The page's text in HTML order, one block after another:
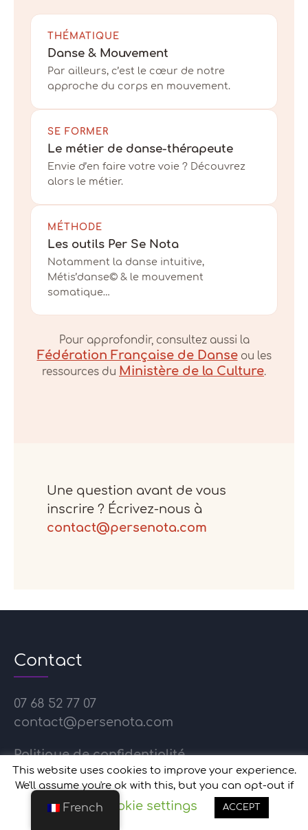
THÉMATIQUE
Danse & Mouvement
Par ailleurs, c’est le cœur de notre
approche du corps en mouvement.
SE FORMER
Le métier de danse-thérapeute
Envie d’en faire votre voie ? Découvrez
alors le métier.
MÉTHODE
Les outils Per Se Nota
Notamment la danse intuitive,
Métis’danse© & le mouvement
somatique…
Pour approfondir, consultez aussi la
Fédération Française de Danseou les
ressources du Ministère de la Culture.
Une question avant de vous
inscrire ? Écrivez-nous à
contact@persenota.com
Contact
07 68 52 77 07
contact@persenota.com
Politique de confidentialité
Nous protègeons vos données
This website uses cookies to improve your experience.
We'll assume you're ok with this, but you can opt-out if
you wish.
Cookie settings ACCEPT
French